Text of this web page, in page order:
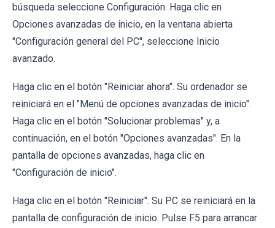
búsqueda seleccione Configuración. Haga clic en
Opciones avanzadas de inicio, en la ventana abierta
"Configuración general del PC", seleccione Inicio
avanzado.
Haga clic en el botón "Reiniciar ahora". Su ordenador se
reiniciará en el "Menú de opciones avanzadas de inicio".
Haga clic en el botón "Solucionar problemas" y, a
continuación, en el botón "Opciones avanzadas". En la
pantalla de opciones avanzadas, haga clic en
"Configuración de inicio".
Haga clic en el botón "Reiniciar". Su PC se reiniciará en la
pantalla de configuración de inicio. Pulse F5 para arrancar